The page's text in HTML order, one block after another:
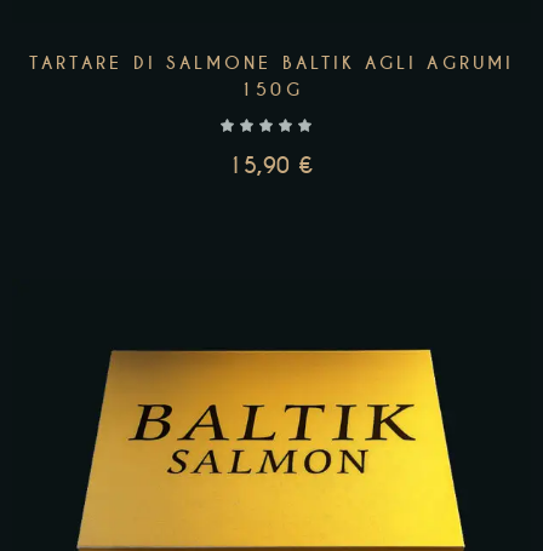
TARTARE DI SALMONE BALTIK AGLI AGRUMI
150G
15,90 €